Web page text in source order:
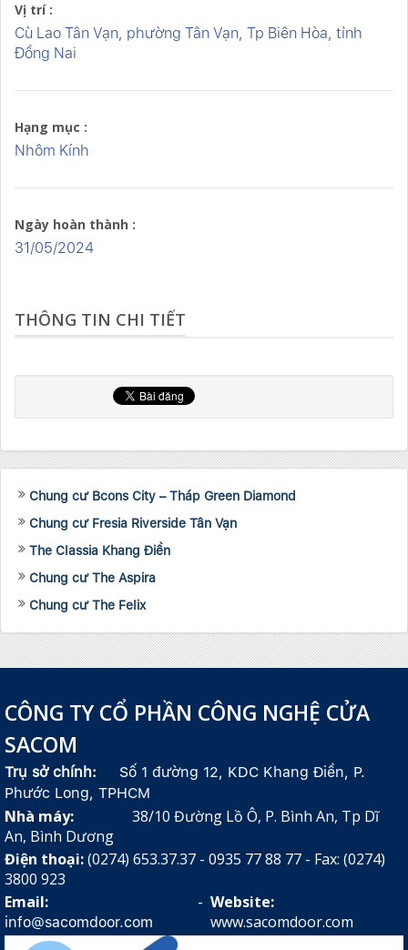
Vị trí :
Cù Lao Tân Vạn, phường Tân Vạn, Tp Biên Hòa, tỉnh
Đồng Nai
Hạng mục :
Nhôm Kính
Ngày hoàn thành :
31/05/2024
THÔNG TIN CHI TIẾT
Chung cư Bcons City – Tháp Green Diamond
Chung cư Fresia Riverside Tân Vạn
The Classia Khang Điền
Chung cư The Aspira
Chung cư The Felix
CÔNG TY CỔ PHẦN CÔNG NGHỆ CỬA
SACOM
Trụ sở chính:
Số 1 đường 12, KDC Khang Điền, P.
Phước Long, TPHCM
Nhà máy: 38/10 Đường Lồ Ô, P. Bình An, Tp Dĩ
An, Bình Dương
Điện thoại:(0274) 653.37.37 - 0935 77 88 77 - Fax: (0274)
3800 923
Email:
info@sacomdoor.com
- Website:
www.sacomdoor.com